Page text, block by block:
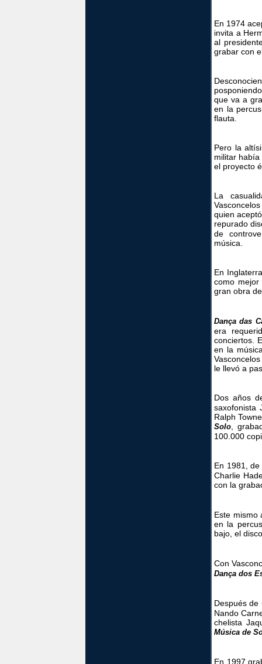
En 1974
invita a
al
grabar con
que va a
en la
flauta.
Pero la
militar
el proyecto
La
quien
repurado
de
música.
En
como
gran obra
Dança das
era
conciertos.
en la
le llevó a
Dos años
saxofonista
Ralph
Solo ,
100.000
En 1981,
Charlie
con la
Este mismo
en la
bajo, el
Con
Dança dos
Después
Nando
chelista
Música de
En 1997